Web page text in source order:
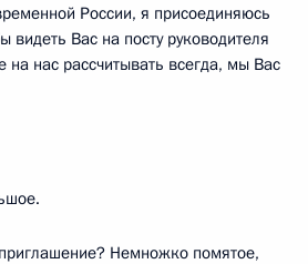
России, я присоединяюсь
видеть Вас на посту руководителя
нас рассчитывать всегда, мы Вас
Немножко помятое,